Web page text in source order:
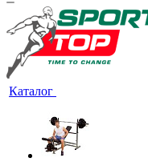
Каталог